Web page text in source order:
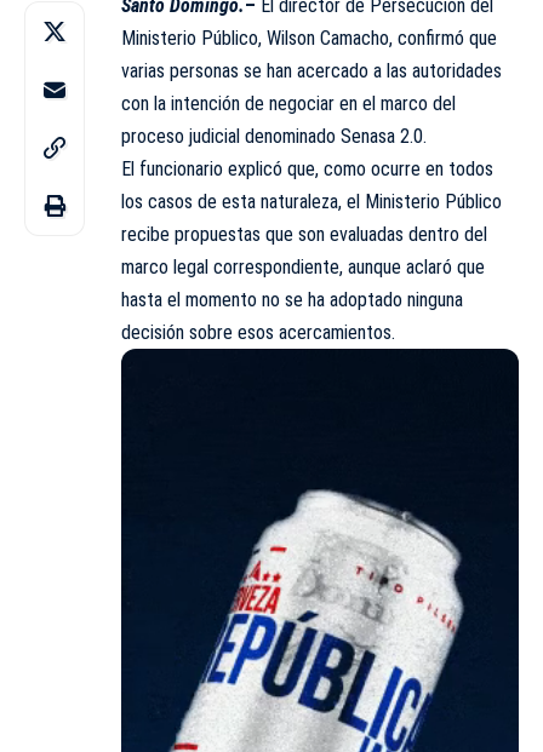
Santo Domingo.– El director de Persecución del
Ministerio Público, Wilson Camacho, confirmó que
varias personas se han acercado a las autoridades
con la intención de negociar en el marco del
proceso judicial denominado Senasa 2.0.
El funcionario explicó que, como ocurre en todos
los casos de esta naturaleza, el Ministerio Público
recibe propuestas que son evaluadas dentro del
marco legal correspondiente, aunque aclaró que
hasta el momento no se ha adoptado ninguna
decisión sobre esos acercamientos.